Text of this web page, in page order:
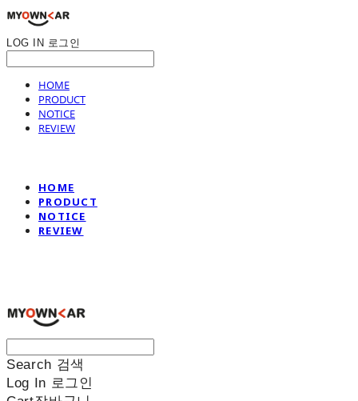
LOG IN 로그인
HOME
PRODUCT
NOTICE
REVIEW
HOME
PRODUCT
NOTICE
REVIEW
Search 검색
Log In 로그인